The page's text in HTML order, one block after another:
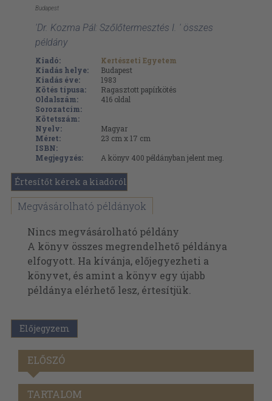
Budapest
'Dr. Kozma Pál: Szőlőtermesztés I. ' összes
példány
Kiadó:
Kertészeti Egyetem
Kiadás helye:
Budapest
Kiadás éve:
1983
Kötés típusa:
Ragasztott papírkötés
Oldalszám:
416 oldal
Sorozatcím:
Kötetszám:
Nyelv:
Magyar
Méret:
23 cm x 17 cm
ISBN:
Megjegyzés:
A könyv 400 példányban jelent meg.
Értesítőt kérek a kiadóról
Megvásárolható példányok
Nincs megvásárolható példány
A könyv összes megrendelhető példánya
elfogyott. Ha kívánja, előjegyezheti a
könyvet, és amint a könyv egy újabb
példánya elérhető lesz, értesítjük.
Előjegyzem
ELŐSZÓ
TARTALOM